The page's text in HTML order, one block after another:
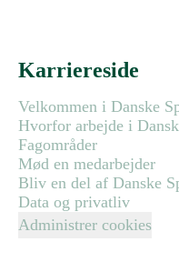
Karriereside
Velkommen i Danske
Hvorfor arbejde i
Fagområder
Mød en medarbejder
Bliv en del af Danske
Data og privatliv
Administrer cookies